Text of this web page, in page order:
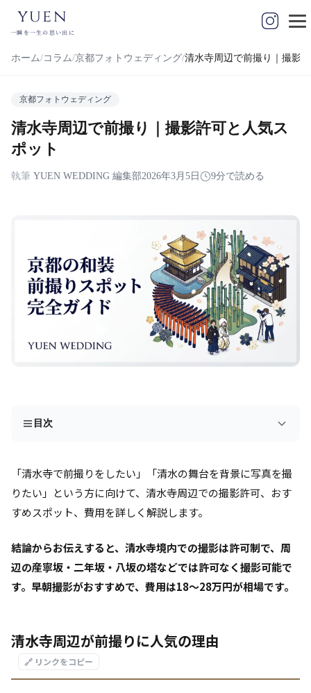
yuen
一瞬を一生の思い出に
ホーム コラム 京都フォトウェディング 清水寺周辺で前撮り｜撮影
京都フォトウェディング
清水寺周辺で前撮り｜撮影許可と人気ス
ポット
執筆 YUEN WEDDING 編集部2026年3月5日 9分で読める
目次
「清水寺で前撮りをしたい」「清水の舞台を背景に写真を撮
りたい」という方に向けて、清水寺周辺での撮影許可、おす
すめスポット、費用を詳しく解説します。
結論からお伝えすると、清水寺境内での撮影は許可制で、周
辺の産寧坂・二年坂・八坂の塔などでは許可なく撮影可能で
す。早朝撮影がおすすめで、費用は18〜28万円が相場です。
清水寺周辺が前撮りに人気の理由
🔗 リンクをコピー